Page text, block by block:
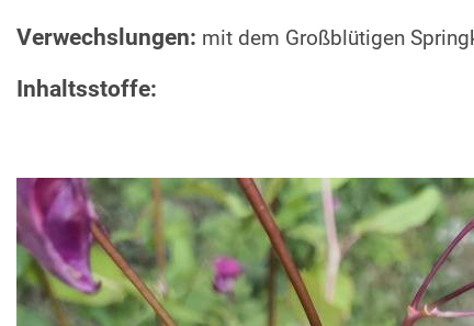
Verwechslungen: mit dem Großblütigen
Inhaltsstoffe: